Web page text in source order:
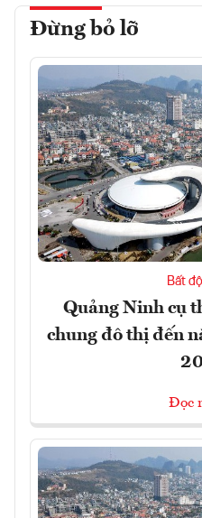
Đừng bỏ lỡ
Bất
Quảng Ninh cụ
chung đô thị đến
Đọc